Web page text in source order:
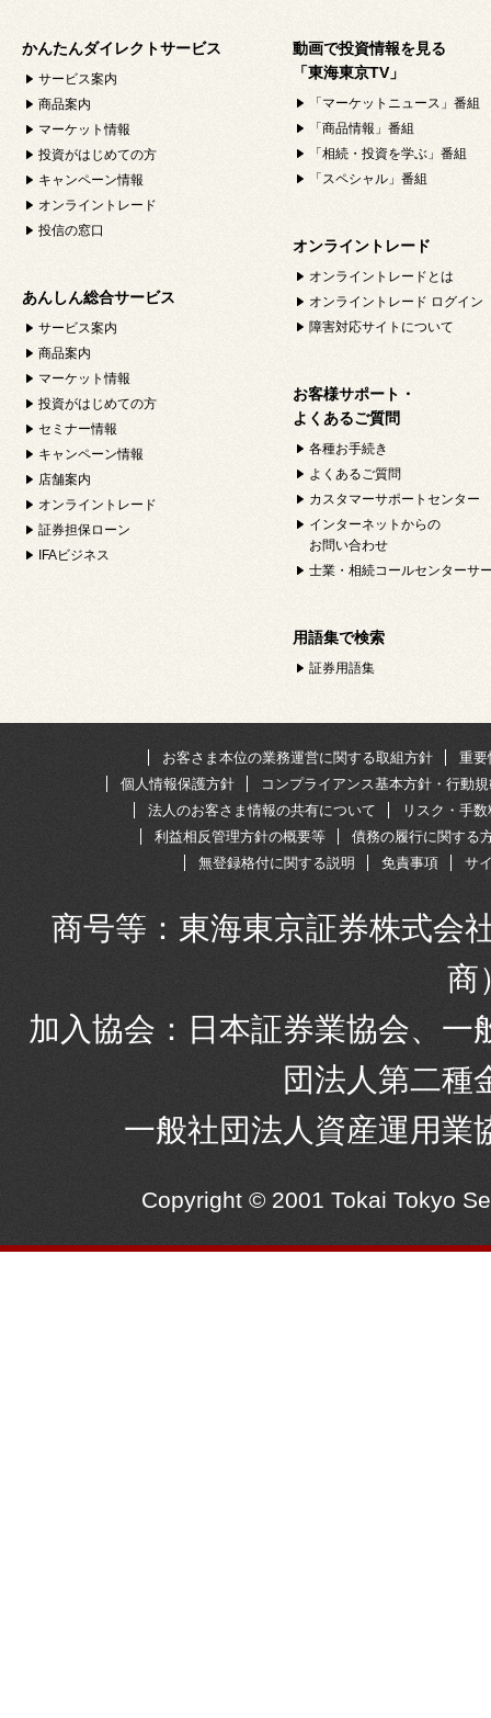
かんたんダイレクトサービス
サービス案内
商品案内
マーケット情報
投資がはじめての方
キャンペーン情報
オンライントレード
投信の窓口
あんしん総合サービス
サービス案内
商品案内
マーケット情報
投資がはじめての方
セミナー情報
キャンペーン情報
店舗案内
オンライントレード
証券担保ローン
IFAビジネス
動画で投資情報を見る
「東海東京TV」
「マーケットニュース」番組
「商品情報」番組
「相続・投資を学ぶ」番組
「スペシャル」番組
オンライントレード
オンライントレードとは
オンライントレード ログイン
障害対応サイトについて
お客様サポート・
よくあるご質問
各種お手続き
よくあるご質問
カスタマーサポートセンター
インターネットからの
お問い合わせ
士業・相続コールセンターサ
用語集で検索
証券用語集
お客さま本位の業務運営に関する取組方針
重要
個人情報保護方針
コンプライアンス基本方針・行動
法人のお客さま情報の共有について
リスク・手
利益相反管理方針の概要等
債務の履行に関する
無登録格付に関する説明
免責事項 サ
商号等：東海東京証券株式会
商
加入協会：日本証券業協会、
団法人第二種
一般社団法人資産運用業
Copyright © 2001 Tokai Tokyo